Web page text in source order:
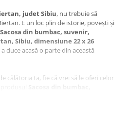
judet Sibiu, nu trebuie să
E un loc plin de istorie, povești și
Sacosa din bumbac, suvenir,
Sibiu, dimensiune 22 x 26
duce acasă o parte din această
călătoria ta, fie că vrei să le oferi celor
Cu noi, nu mai trebuie să te gândești